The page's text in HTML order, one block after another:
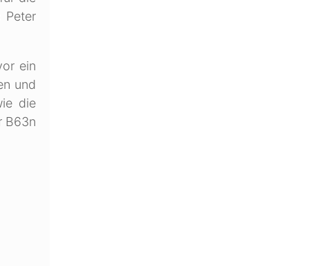
Peter
ein
und
die
B63n